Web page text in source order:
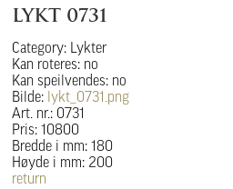
LYKT 0731
Category: Lykter
Kan roteres: no
Kan speilvendes: no
Bilde: lykt_0731.png
Art. nr.: 0731
Pris: 10800
Bredde i mm: 180
Høyde i mm: 200
return